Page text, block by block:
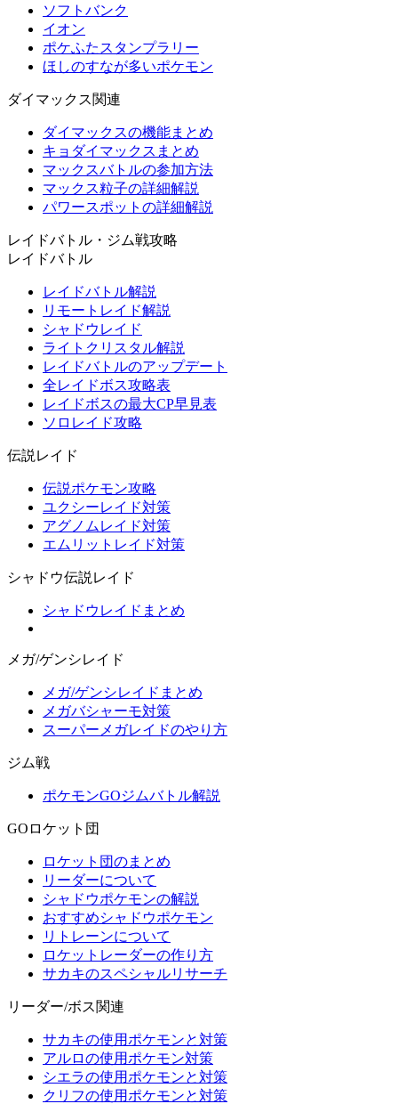
ソフトバンク
イオン
ポケふたスタンプラリー
ほしのすなが多いポケモン
ダイマックス関連
ダイマックスの機能まとめ
キョダイマックスまとめ
マックスバトルの参加方法
マックス粒子の詳細解説
パワースポットの詳細解説
レイドバトル・ジム戦攻略
レイドバトル
レイドバトル解説
リモートレイド解説
シャドウレイド
ライトクリスタル解説
レイドバトルのアップデート
全レイドボス攻略表
レイドボスの最大CP早見表
ソロレイド攻略
伝説レイド
伝説ポケモン攻略
ユクシーレイド対策
アグノムレイド対策
エムリットレイド対策
シャドウ伝説レイド
シャドウレイドまとめ
メガ/ゲンシレイド
メガ/ゲンシレイドまとめ
メガバシャーモ対策
スーパーメガレイドのやり方
ジム戦
ポケモンGOジムバトル解説
GOロケット団
ロケット団のまとめ
リーダーについて
シャドウポケモンの解説
おすすめシャドウポケモン
リトレーンについて
ロケットレーダーの作り方
サカキのスペシャルリサーチ
リーダー/ボス関連
サカキの使用ポケモンと対策
アルロの使用ポケモン対策
シエラの使用ポケモンと対策
クリフの使用ポケモンと対策